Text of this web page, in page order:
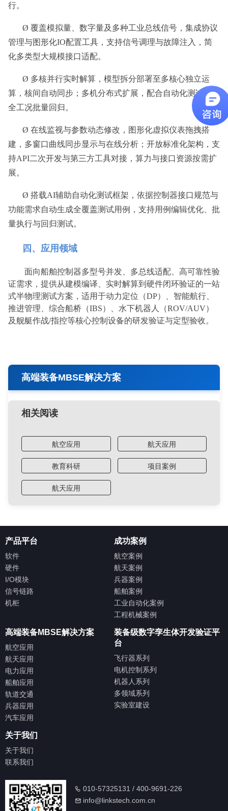
行。
Ø 覆盖模拟量、数字量及多种工业总线信号，集成协议
管理与图形化IO配置工具，支持信号调理与故障注入，简
化多类型大规模接口适配。
Ø 多核并行实时解算，模型拆分部署至多核心独立运
算，核间自动同步；多机分布式扩展，配合自动化测试执行
全工况批量回归。
Ø 在线监视与参数动态修改，图形化虚拟仪表拖拽搭
建，多窗口曲线同步显示与在线分析；开放标准化架构，支
持API二次开发与第三方工具对接，算力与接口资源按需扩
展。
Ø 搭载AI辅助自动化测试框架，依据控制器接口规范与
功能需求自动生成全覆盖测试用例，支持用例编辑优化、批
量执行与回归测试。
四、应用领域
面向船舶控制器多型号并发、多总线适配、高可靠性验
证需求，提供从建模编译、实时解算到硬件闭环验证的一站
式半物理测试方案，适用于动力定位（DP）、智能航行、
推进管理、综合船桥（IBS）、水下机器人（ROV/AUV）
及舰艇作战/指控等核心控制设备的研发验证与定型验收。
高端装备MBSE解决方案
相关阅读
航空应用 航天应用
教育科研 项目案例
航天应用
产品平台
软件
硬件
I/O模块
信号链路
机柜
成功案例
航空案例
航天案例
兵器案例
船舶案例
工业自动化案例
工程机械案例
高端装备MBSE解决方案
航空应用
航天应用
电力应用
船舶应用
轨道交通
兵器应用
汽车应用
装备级数字孪生体开发验证平
台
飞行器系列
电机控制系列
机器人系列
多领域系列
实验室建设
关于我们
关于我们
联系我们
010-57325131 / 400-9691-226
info@linkstech.com.cn